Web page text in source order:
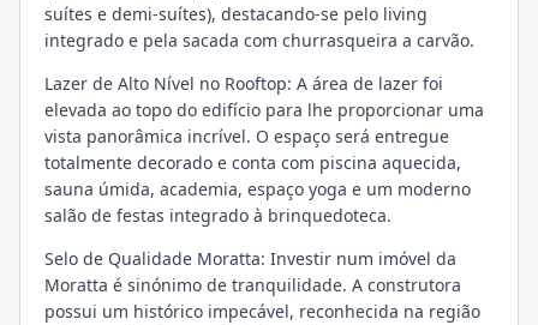
suítes e demi-suítes), destacando-se pelo living
integrado e pela sacada com churrasqueira a carvão.
Lazer de Alto Nível no Rooftop: A área de lazer foi
elevada ao topo do edifício para lhe proporcionar uma
vista panorâmica incrível. O espaço será entregue
totalmente decorado e conta com piscina aquecida,
sauna úmida, academia, espaço yoga e um moderno
salão de festas integrado à brinquedoteca.
Selo de Qualidade Moratta: Investir num imóvel da
Moratta é sinónimo de tranquilidade. A construtora
possui um histórico impecável, reconhecida na região